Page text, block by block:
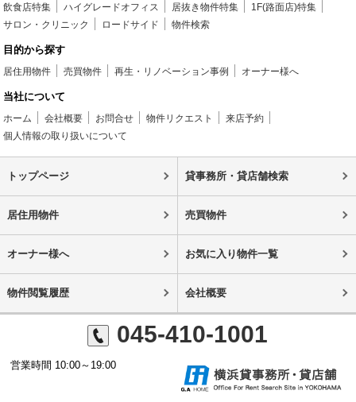
飲食店特集 ハイグレードオフィス 居抜き物件特集
1F(路面店)特集
サロン・クリニック
ロードサイド 物件検索
目的から探す
居住用物件 売買物件 再生・リノベーション事例 オーナー様へ
当社について
ホーム 会社概要 お問合せ 物件リクエスト
来店予約
個人情報の取り扱いについて
トップページ 貸事務所・貸店舗検索
居住用物件 売買物件
オーナー様へ お気に入り物件一覧
物件閲覧履歴 会社概要
045-410-1001
営業時間 10:00～19:00